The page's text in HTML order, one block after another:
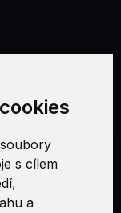
s cílem
a